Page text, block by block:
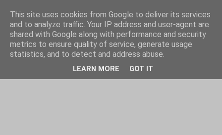
This site uses cookies from Google to deliver its services
and to analyze traffic. Your IP address and user-agent are
shared with Google along with performance and security
metrics to ensure quality of service, generate usage
statistics, and to detect and address abuse.
LEARN MORE GOT IT